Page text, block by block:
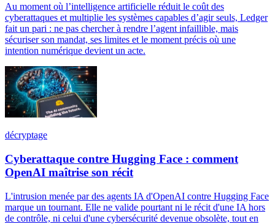
Au moment où l’intelligence artificielle réduit le coût des
cyberattaques et multiplie les systèmes capables d’agir seuls, Ledger
fait un pari : ne pas chercher à rendre l’agent infaillible, mais
sécuriser son mandat, ses limites et le moment précis où une
intention numérique devient un acte.
décryptage
Cyberattaque contre Hugging Face : comment
OpenAI maîtrise son récit
L'intrusion menée par des agents IA d'OpenAI contre Hugging Face
marque un tournant. Elle ne valide pourtant ni le récit d'une IA hors
de contrôle, ni celui d'une cybersécurité devenue obsolète, tout en